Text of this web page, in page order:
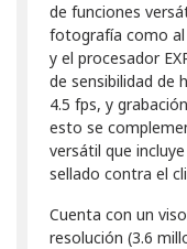
de funciones
fotografía como al
y el procesador
de sensibilidad de
4.5 fps, y
esto se
versátil que
sellado contra el
Cuenta con un
resolución (3.6